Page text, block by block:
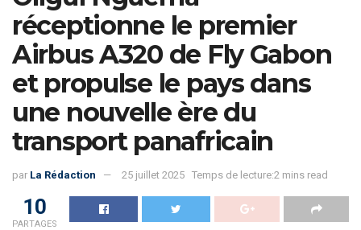
réceptionne le premier
Airbus A320 de Fly Gabon
et propulse le pays dans
une nouvelle ère du
transport panafricain
par La Rédaction 25 juillet 2025 Temps de lecture:2 mins read
10
PARTAGES